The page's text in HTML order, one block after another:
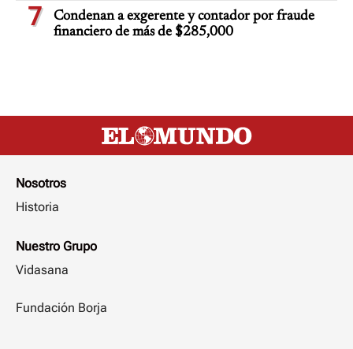
7
Condenan a exgerente y contador por fraude
financiero de más de $285,000
Nosotros
Historia
Nuestro Grupo
Vidasana
Fundación Borja